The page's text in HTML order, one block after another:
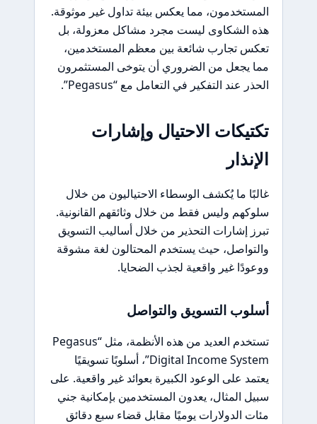
المستخدمون، مما يعكس بيئة تداول غير موثوقة.
هذه الشكاوى ليست مجرد مشاكل معزولة، بل
تعكس تجارب شائعة بين معظم المستخدمين،
مما يجعل من الضروري أن يتوخى المستثمرون
الحذر عند التفكير في التعامل مع “Pegasus”.
تكتيكات الاحتيال وإشارات
الإنذار
غالبًا ما يُكشف الوسطاء الاحتياليون من خلال
سلوكهم وليس فقط من خلال وثائقهم القانونية.
تبرز إشارات التحذير من خلال أساليب التسويق
والتواصل، حيث يستخدم المحتالون لغة مشوقة
ووعودًا غير واقعية لجذب الضحايا.
أسلوب التسويق والتواصل
تستخدم العديد من هذه الأنظمة، مثل “Pegasus
Digital Income System”، أسلوبًا تسويقيًا
يعتمد على الوعود الكبيرة بعوائد غير واقعية. على
سبيل المثال، يعدون المستخدمين بإمكانية جني
مئات الدولارات يوميًا مقابل قضاء سبع دقائق